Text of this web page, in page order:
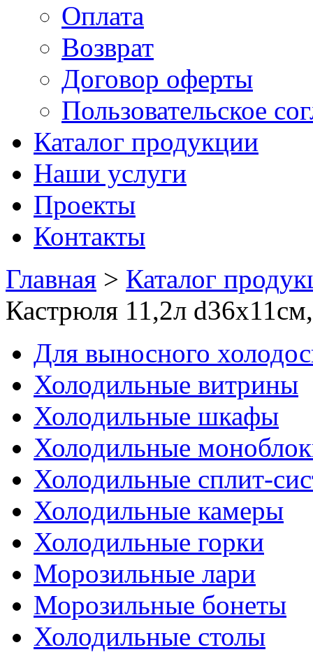
Оплата
Возврат
Договор оферты
Пользовательское
Каталог продукции
Наши услуги
Проекты
Контакты
Главная > Каталог
Кастрюля 11,2л
Для выносного
Холодильные витрины
Холодильные шкафы
Холодильные
Холодильные сплит-
Холодильные камеры
Холодильные горки
Морозильные лари
Морозильные бонеты
Холодильные столы